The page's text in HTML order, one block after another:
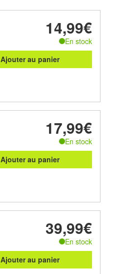
14,99€
En stock
Ajouter au panier
17,99€
En stock
Ajouter au panier
39,99€
En stock
Ajouter au panier